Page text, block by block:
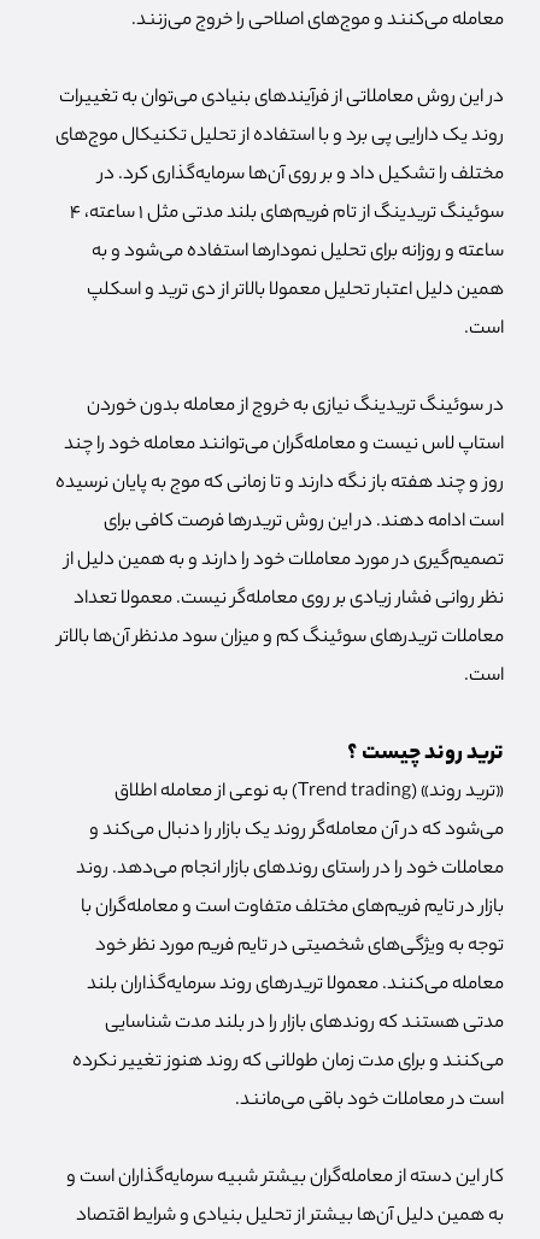
معامله می‌کنند و موج‌های اصلاحی را خروج می‌زنند.
در این روش معاملاتی از فرآیندهای بنیادی می‌توان به تغییرات
روند یک دارایی پی برد و با استفاده از تحلیل تکنیکال موج‌های
مختلف را تشکیل داد و بر روی آن‌ها سرمایه‌گذاری کرد. در
سوئینگ تریدینگ از تام فریم‌های بلند مدتی مثل 1 ساعته، 4
ساعته و روزانه برای تحلیل نمودارها استفاده می‌شود و به
همین دلیل اعتبار تحلیل معمولا بالاتر از دی ترید و اسکلپ
است.
در سوئینگ تریدینگ نیازی به خروج از معامله بدون خوردن
استاپ لاس نیست و معامله‌گران می‌توانند معامله خود را چند
روز و چند هفته باز نگه دارند و تا زمانی که موج به پایان نرسیده
است ادامه دهند. در این روش تریدرها فرصت کافی برای
تصمیم‌گیری در مورد معاملات خود را دارند و به همین دلیل از
نظر روانی فشار زیادی بر روی معامله‌گر نیست. معمولا تعداد
معاملات تریدرهای سوئینگ کم و میزان سود مدنظر آن‌ها بالاتر
است.
ترید روند چیست ؟
«ترید روند» (Trend trading) به نوعی از معامله اطلاق
می‌شود که در آن معامله‌گر روند یک بازار را دنبال می‌کند و
معاملات خود را در راستای روندهای بازار انجام می‌دهد. روند
بازار در تایم فریم‌های مختلف متفاوت است و معامله‌گران با
توجه به ویژگی‌های شخصیتی در تایم فریم مورد نظر خود
معامله می‌کنند. معمولا تریدرهای روند سرمایه‌گذاران بلند
مدتی هستند که روندهای بازار را در بلند مدت شناسایی
می‌کنند و برای مدت زمان طولانی که روند هنوز تغییر نکرده
است در معاملات خود باقی می‌مانند.
کار این دسته از معامله‌گران بیشتر شبیه سرمایه‌گذاران است و
به همین دلیل آن‌ها بیشتر از تحلیل بنیادی و شرایط اقتصاد